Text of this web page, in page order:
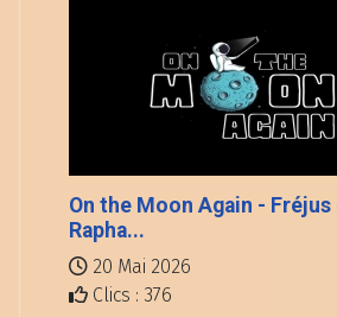
On the Moon Again -
Rapha...
20 Mai 2026
Clics : 376